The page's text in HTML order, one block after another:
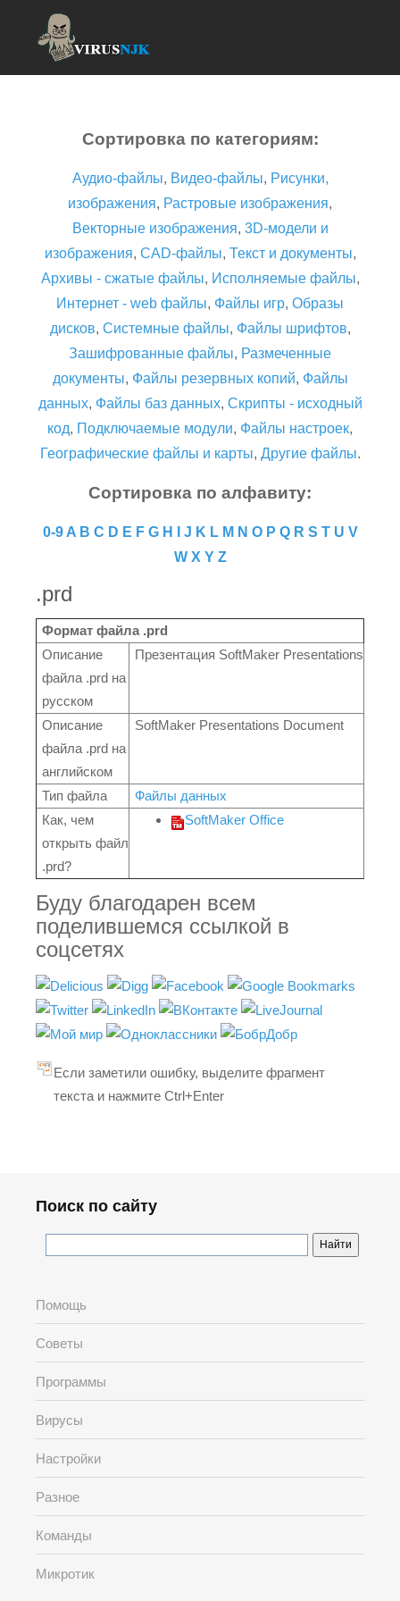
Сортировка по категориям:
Аудио-файлы, Видео-файлы, Рисунки,
изображения, Растровые изображения,
Векторные изображения, 3D-модели и
изображения, CAD-файлы, Текст и документы,
Архивы - сжатые файлы, Исполняемые файлы,
Интернет - web файлы, Файлы игр, Образы
дисков, Системные файлы, Файлы шрифтов,
Зашифрованные файлы, Размеченные
документы, Файлы резервных копий, Файлы
данных, Файлы баз данных, Скрипты - исходный
код, Подключаемые модули, Файлы настроек,
Географические файлы и карты, Другие файлы.
Сортировка по алфавиту:
0-9 A B C D E F G H J K L M N O P Q R S T U V
W X Y Z
.prd
Формат файла .prd
Описание
файла .prd на
русском
Презентация SoftMaker Presentations
Описание
файла .prd на
английском
SoftMaker Presentations Document
Тип файла
Файлы данных
Как, чем
открыть файл
.prd?
SoftMaker Office
Буду благодарен всем
поделившемся ссылкой в
соцсетях
Если заметили ошибку, выделите фрагмент
текста и нажмите Ctrl+Enter
Поиск по сайту
Помощь
Советы
Программы
Вирусы
Настройки
Разное
Команды
Микротик